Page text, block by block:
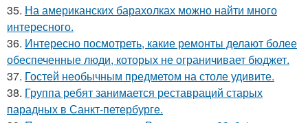
35. На американских барахолках можно найти много
интересного.
36. Интересно посмотреть, какие ремонты делают более
обеспеченные люди, которых не ограничивает бюджет.
37. Гостей необычным предметом на столе удивите.
38. Группа ребят занимается реставраций старых
парадных в Санкт-петербурге.